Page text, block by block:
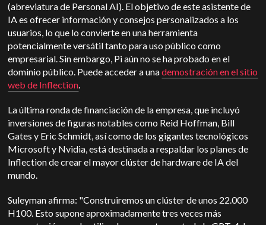
(abreviatura de Personal AI). El objetivo de este asistente de
IA es ofrecer información y consejos personalizados a los
usuarios, lo que lo convierte en una herramienta
potencialmente versátil tanto para uso público como
empresarial. Sin embargo, Pi aún no se ha probado en el
dominio público. Puede acceder a unademostración en el sitio
web de Inflection.
La última ronda de financiación de la empresa, que incluyó
inversiones de figuras notables como Reid Hoffman, Bill
Gates y Eric Schmidt, así como de los gigantes tecnológicos
Microsoft y Nvidia, está destinada a respaldar los planes de
Inflection de crear el mayor clúster de hardware de IA del
mundo.
Suleyman afirma: "Construiremos un clúster de unos 22.000
H100. Esto supone aproximadamente tres veces más